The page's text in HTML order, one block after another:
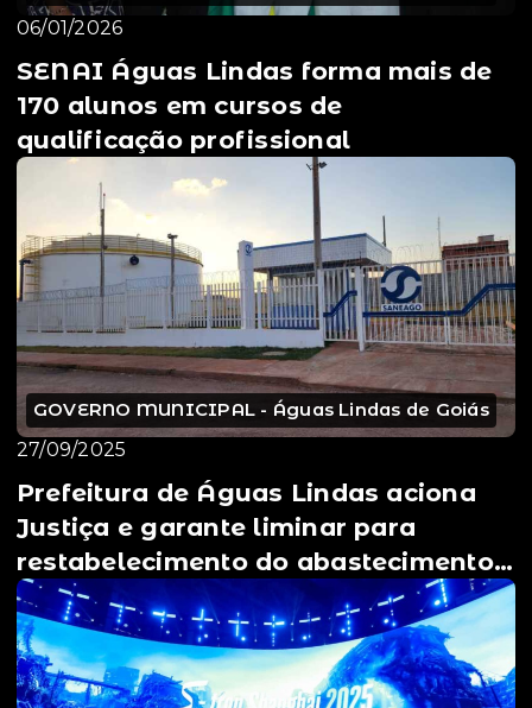
06/01/2026
SENAI Águas Lindas forma mais de
170 alunos em cursos de
qualificação profissional
GOVERNO MUNICIPAL - Águas Lindas de Goiás
27/09/2025
Prefeitura de Águas Lindas aciona
Justiça e garante liminar para
restabelecimento do abastecimento
de água ⚖️